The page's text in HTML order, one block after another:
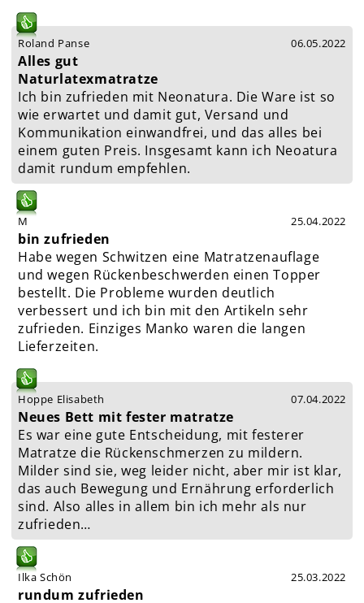
Roland Panse 06.05.2022
Alles gut
Naturlatexmatratze
Ich bin zufrieden mit Neonatura. Die Ware ist so
wie erwartet und damit gut, Versand und
Kommunikation einwandfrei, und das alles bei
einem guten Preis. Insgesamt kann ich Neoatura
damit rundum empfehlen.
M 25.04.2022
bin zufrieden
Habe wegen Schwitzen eine Matratzenauflage
und wegen Rückenbeschwerden einen Topper
bestellt. Die Probleme wurden deutlich
verbessert und ich bin mit den Artikeln sehr
zufrieden. Einziges Manko waren die langen
Lieferzeiten.
Hoppe Elisabeth 07.04.2022
Neues Bett mit fester matratze
Es war eine gute Entscheidung, mit festerer
Matratze die Rückenschmerzen zu mildern.
Milder sind sie, weg leider nicht, aber mir ist klar,
das auch Bewegung und Ernährung erforderlich
sind. Also alles in allem bin ich mehr als nur
zufrieden…
Ilka Schön 25.03.2022
rundum zufrieden